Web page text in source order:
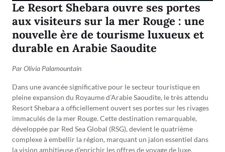
Le Resort Shebara ouvre ses portes
aux visiteurs sur la mer Rouge : une
nouvelle ère de tourisme luxueux et
durable en Arabie Saoudite
Par Olivia Palamountain
Dans une avancée significative pour le secteur touristique en
pleine expansion du Royaume d’Arabie Saoudite, le très attendu
Resort Shebara a officiellement ouvert ses portes sur les rivages
immaculés de la mer Rouge. Cette destination remarquable,
développée par Red Sea Global (RSG), devient le quatrième
complexe à embellir la région, marquant un jalon essentiel dans
la vision ambitieuse d’enrichir les offres de voyage de luxe.